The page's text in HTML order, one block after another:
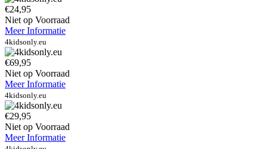
€24,95
Niet op Voorraad
Meer Informatie
4kidsonly.eu
€69,95
Niet op Voorraad
Meer Informatie
4kidsonly.eu
€29,95
Niet op Voorraad
Meer Informatie